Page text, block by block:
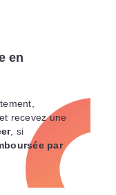
en
recevez une
, si
par